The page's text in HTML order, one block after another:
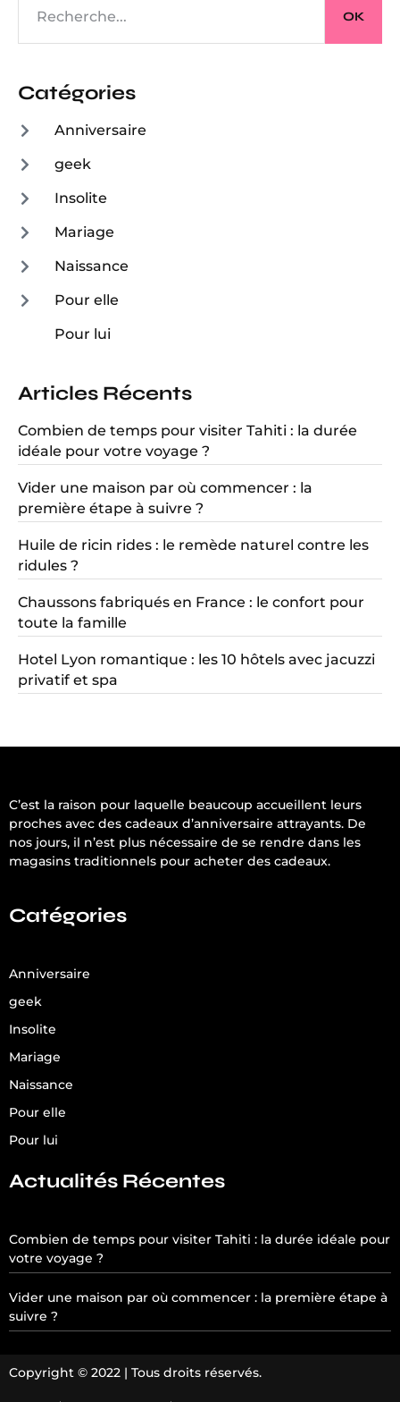
OK
Catégories
Anniversaire
geek
Insolite
Mariage
Naissance
Pour elle
Pour lui
Articles Récents
Combien de temps pour visiter Tahiti : la durée
idéale pour votre voyage ?
Vider une maison par où commencer : la
première étape à suivre ?
Huile de ricin rides : le remède naturel contre les
ridules ?
Chaussons fabriqués en France : le confort pour
toute la famille
Hotel Lyon romantique : les 10 hôtels avec jacuzzi
privatif et spa
C’est la raison pour laquelle beaucoup accueillent leurs
proches avec des cadeaux d’anniversaire attrayants. De
nos jours, il n’est plus nécessaire de se rendre dans les
magasins traditionnels pour acheter des cadeaux.
Catégories
Anniversaire
geek
Insolite
Mariage
Naissance
Pour elle
Pour lui
Actualités Récentes
Combien de temps pour visiter Tahiti : la durée idéale pour
votre voyage ?
Vider une maison par où commencer : la première étape à
suivre ?
Copyright © 2022 | Tous droits réservés.